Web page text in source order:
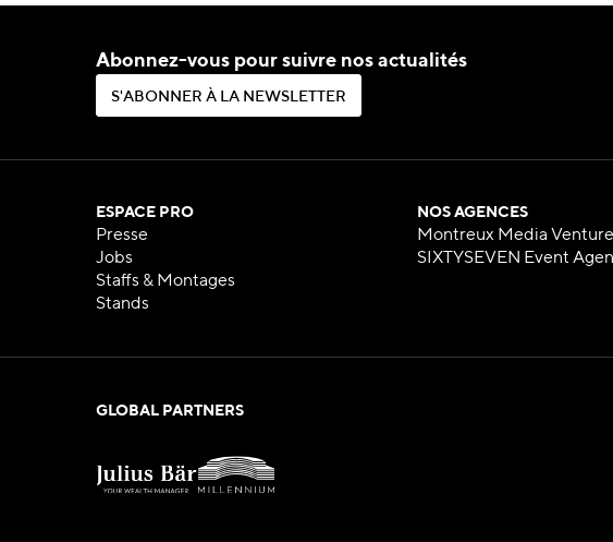
Abonnez-vous pour suivre nos actualités
S'A BO N N E R À LA N EWS ETT E R
S'ABONNER À LA NEWSLETTER
ESPACE PRO
Presse
Jobs
Staffs & Montages
Stands
NOS AGENCES
Montreux Media
SIXTYSEVEN Event
GLOBAL PARTNERS